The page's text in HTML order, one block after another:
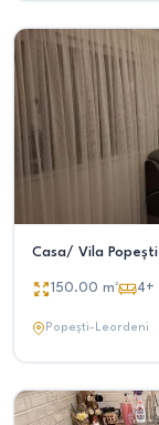
150.00 m² 4+
Popești-Leordeni